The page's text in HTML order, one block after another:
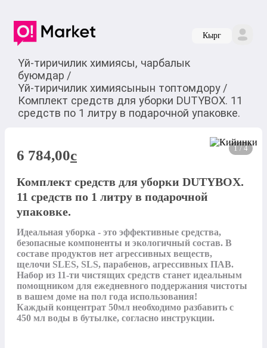
Кырг
Үй-тиричилик химиясы, чарбалык
буюмдар /
Үй-тиричилик химиясынын топтомдору /
Комплект средств для уборки DUTYBOX. 11
средств по 1 литру в подарочной упаковке.
1 / 4
6 784,00c
Комплект средств для уборки DUTYBOX.
11 средств по 1 литру в подарочной
упаковке.
Идеальная уборка - это эффективные средства,
безопасные компоненты и экологичный состав. В
составе продуктов нет агрессивных веществ,
щелочи SLES, SLS, парабенов, агрессивных ПАВ.
Набор из 11-ти чистящих средств станет идеальным
помощником для ежедневного поддержания чистоты
в вашем доме на пол года использования!
Каждый концентрат 50мл необходимо разбавить с
450 мл воды в бутылке, согласно инструкции.